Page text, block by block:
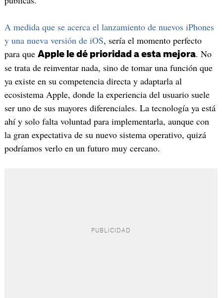
A medida que se acerca el lanzamiento de nuevos iPhones
y una nueva versión de iOS, sería el momento perfecto
para que Apple le dé prioridad a esta mejora. No
se trata de reinventar nada, sino de tomar una función que
ya existe en su competencia directa y adaptarla al
ecosistema Apple, donde la experiencia del usuario suele
ser uno de sus mayores diferenciales. La tecnología ya está
ahí y solo falta voluntad para implementarla, aunque con
la gran expectativa de su nuevo sistema operativo, quizá
podríamos verlo en un futuro muy cercano.